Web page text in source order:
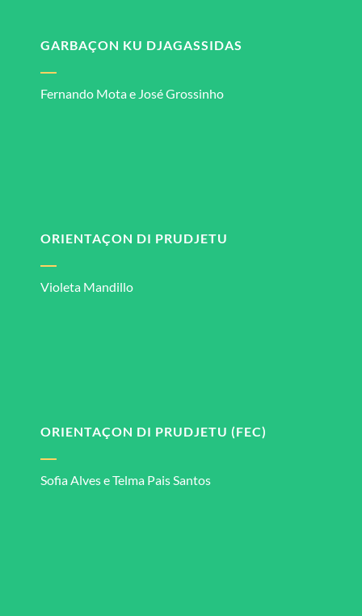
GARBAÇON KU DJAGASSIDAS
Fernando Mota e José Grossinho
ORIENTAÇON DI PRUDJETU
Violeta Mandillo
ORIENTAÇON DI PRUDJETU (FEC)
Sofia Alves e Telma Pais Santos